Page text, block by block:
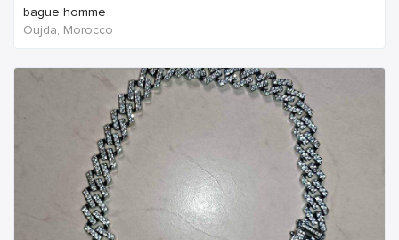
bague homme
Oujda, Morocco